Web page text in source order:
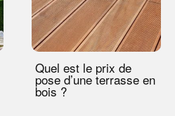
Quel est le prix de
pose d’une terrasse en
bois ?